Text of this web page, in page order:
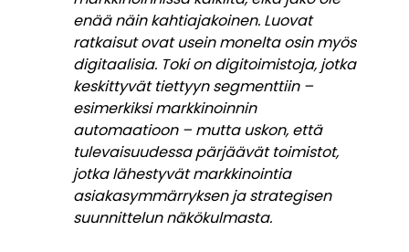
enää näin kahtiajakoinen. Luovat
ratkaisut ovat usein monelta osin myös
digitaalisia. Toki on digitoimistoja, jotka
keskittyvät tiettyyn segmenttiin –
esimerkiksi markkinoinnin
automaatioon – mutta uskon, että
tulevaisuudessa pärjäävät toimistot,
jotka lähestyvät markkinointia
asiakasymmärryksen ja strategisen
suunnittelun näkökulmasta.